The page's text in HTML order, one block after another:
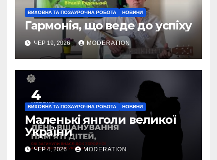
ВИХОВНА ТА ПОЗАУРОЧНА РОБОТА НОВИНИ
Гармонія, що веде до успіху
ЧЕР 19, 2026 MODERATION
ВИХОВНА ТА ПОЗАУРОЧНА РОБОТА НОВИНИ
Маленькі янголи великої
України
ЧЕР 4, 2026 MODERATION